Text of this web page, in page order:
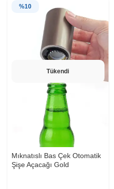
%10
Tükendi
Mıknatıslı Bas Çek Otomatik
Şişe Açacağı Gold